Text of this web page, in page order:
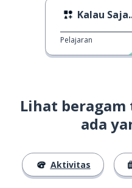
Kalau
Pelajaran
Lihat
ada
Aktivitas